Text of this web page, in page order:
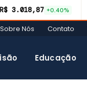
R$ 3.018,87 +0.40%
Sobre Nós Contato
Educação